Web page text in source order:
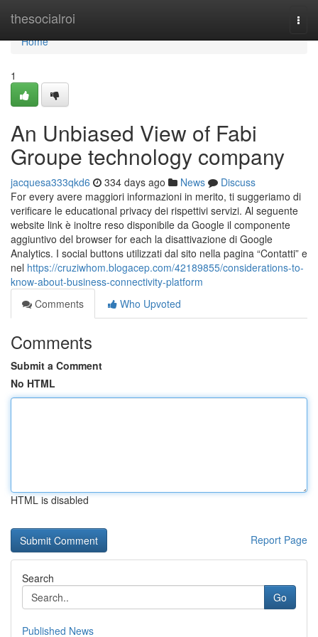
thesocialroi
Home
Home
1
An Unbiased View of Fabi
Groupe technology company
jacquesa333qkd6 334 days ago News
Discuss
For every avere maggiori informazioni in merito, ti suggeriamo di
verificare le educational privacy dei rispettivi servizi. Al seguente
website link è inoltre reso disponibile da Google il componente
aggiuntivo del browser for each la disattivazione di Google
Analytics. I social buttons utilizzati dal sito nella pagina “Contatti” e
nel https://cruziwhom.blogacep.com/42189855/considerations-to-
know-about-business-connectivity-platform
Comments
Who Upvoted
Comments
Submit a Comment
No HTML
HTML is disabled
Report Page
Search
Go
Published News